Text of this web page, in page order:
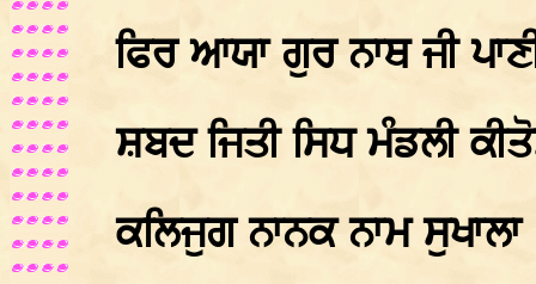
ਫਿਰ ਆਯਾ ਗੁਰ ਨਾਥ ਜੀ
ਸ਼ਬਦ ਜਿਤੀ ਸਿਧ ਮੰਡਲੀ
ਕਲਿਜੁਗ ਨਾਨਕ ਨਾਮ